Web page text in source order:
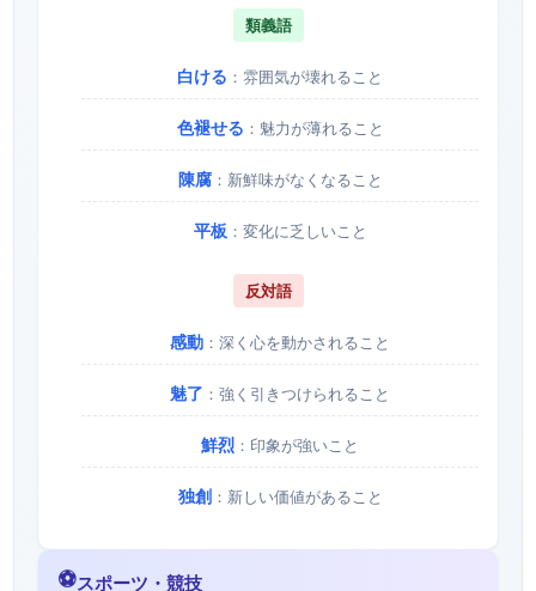
類義語
白ける ：雰囲気が壊れること
色褪せる ：魅力が薄れること
陳腐：新鮮味がなくなること
平板：変化に乏しいこと
反対語
感動 ：深く心を動かされること
魅了 ：強く引きつけられること
鮮烈 ：印象が強いこと
独創：新しい価値があること
⚽スポーツ・競技